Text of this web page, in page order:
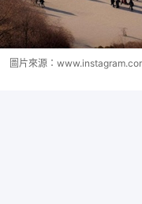
圖片來源：